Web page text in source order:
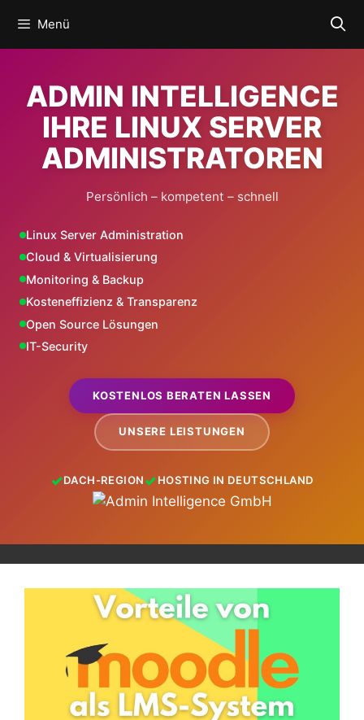
Inhalt
springen
Menü
ADMIN INTELLIGENCE
IHRE LINUX SERVER
ADMINISTRATOREN
Persönlich – kompetent – schnell
Linux Server Administration
Cloud & Virtualisierung
Monitoring & Backup
Kosteneffizienz & Transparenz
Open Source Lösungen
IT-Security
KOSTENLOS BERATEN LASSEN
UNSERE LEISTUNGEN
DACH-REGION HOSTING IN DEUTSCHLAND